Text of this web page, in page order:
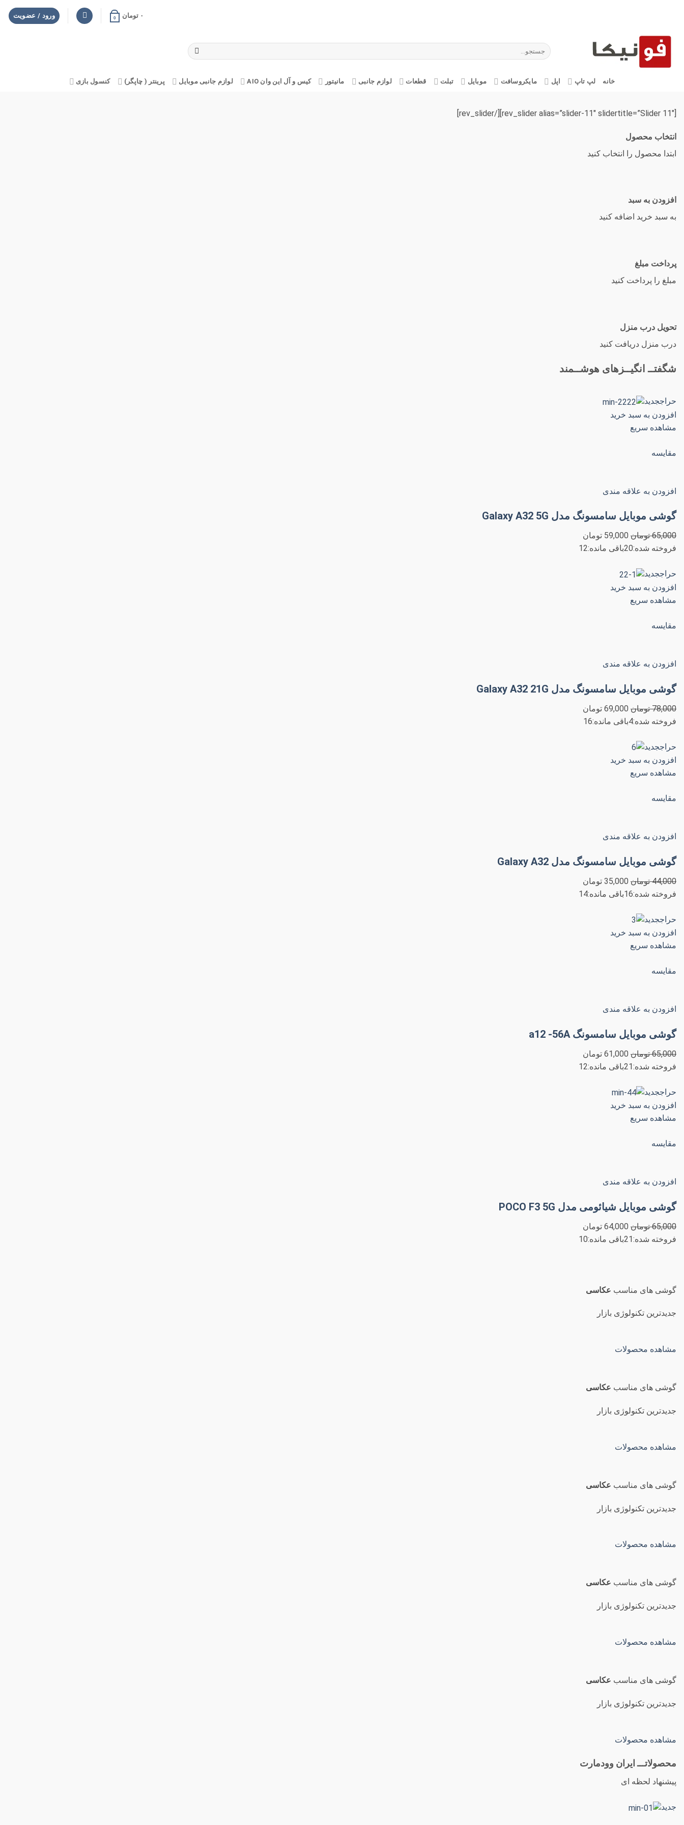
۰ تومان 0 ورود / عضویت
جستجو
برای:
خانه لپ تاپ اپل مایکروسافت موبایل تبلت قطعات لوازم جانبی مانیتور کیس و آل این وان AIO لوازم جانبی موبایل پرینتر ( چاپگر) کنسول بازی
[rev_slider alias=”slider-11″ slidertitle=”Slider 11″][/rev_slider]
انتخاب محصول
ابتدا محصول را انتخاب کنید
افزودن به سبد
به سبد خرید اضافه کنید
پرداخت مبلغ
مبلغ را پرداخت کنید
تحویل درب منزل
درب منزل دریافت کنید
شگفتــ انگیــزهای هوشــمند
حراججدید
افزودن به سبد خرید
مشاهده سریع
مقایسه
افزودن به علاقه مندی
گوشی موبایل سامسونگ مدل Galaxy A32 5G
65,000 تومان
59,000 تومان
فروخته شده:20باقی مانده:12
حراججدید
افزودن به سبد خرید
مشاهده سریع
مقایسه
افزودن به علاقه مندی
گوشی موبایل سامسونگ مدل Galaxy A32 21G
78,000 تومان
69,000 تومان
فروخته شده:4باقی مانده:16
حراججدید
افزودن به سبد خرید
مشاهده سریع
مقایسه
افزودن به علاقه مندی
گوشی موبایل سامسونگ مدل Galaxy A32
44,000 تومان
35,000 تومان
فروخته شده:16باقی مانده:14
حراججدید
افزودن به سبد خرید
مشاهده سریع
مقایسه
افزودن به علاقه مندی
گوشی موبایل سامسونگ a12 -56A
65,000 تومان
61,000 تومان
فروخته شده:21باقی مانده:12
حراججدید
افزودن به سبد خرید
مشاهده سریع
مقایسه
افزودن به علاقه مندی
گوشی موبایل شیائومی مدل POCO F3 5G
65,000 تومان
64,000 تومان
فروخته شده:21باقی مانده:10
گوشی های مناسب عکاسی
جدیدترین تکنولوژی بازار
مشاهده محصولات
گوشی های مناسب عکاسی
جدیدترین تکنولوژی بازار
مشاهده محصولات
گوشی های مناسب عکاسی
جدیدترین تکنولوژی بازار
مشاهده محصولات
گوشی های مناسب عکاسی
جدیدترین تکنولوژی بازار
مشاهده محصولات
گوشی های مناسب عکاسی
جدیدترین تکنولوژی بازار
مشاهده محصولات
محصولاتـــ ایران وودمارت
پیشنهاد لحظه ای
جدید